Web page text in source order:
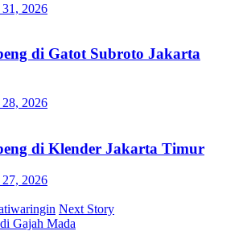
2026
di Gatot Subroto Jakarta
2026
di Klender Jakarta Timur
2026
Next Story
Gajah Mada